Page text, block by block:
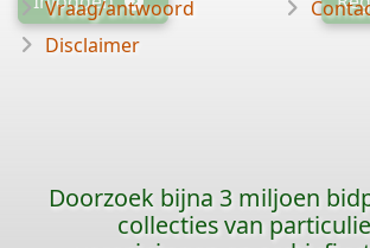
Vraag/antwoord
Disclaimer
Doorzoek bijna 3 miljoen
collecties van